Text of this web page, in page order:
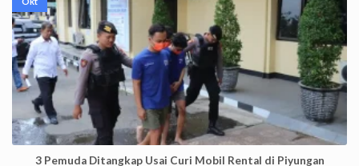
3 Pemuda Ditangkap Usai Curi Mobil Rental di Piyungan